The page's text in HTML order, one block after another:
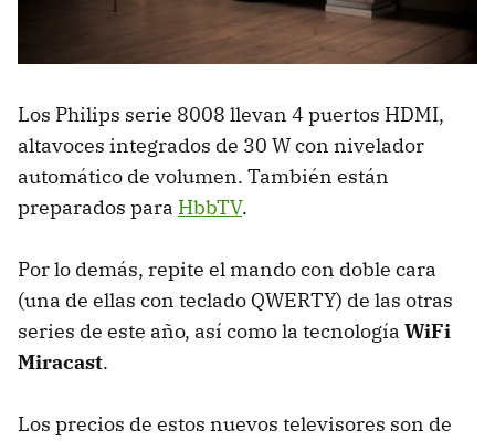
Los Philips serie 8008 llevan 4 puertos HDMI,
altavoces integrados de 30 W con nivelador
automático de volumen. También están
preparados para HbbTV.
Por lo demás, repite el mando con doble cara
(una de ellas con teclado QWERTY) de las otras
series de este año, así como la tecnología WiFi
Miracast.
Los precios de estos nuevos televisores son de